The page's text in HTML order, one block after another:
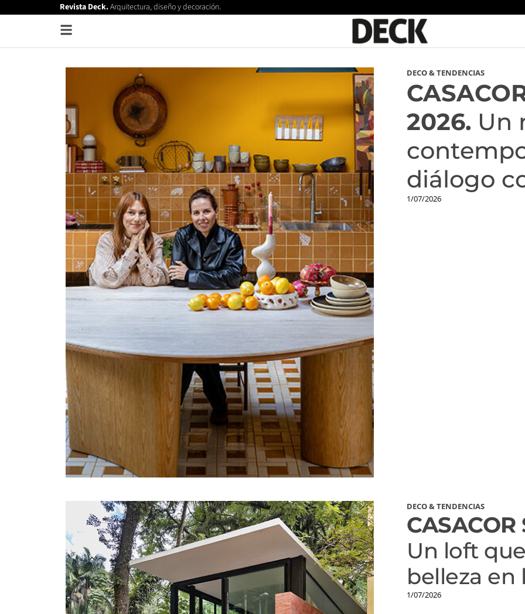
Revista Deck.Arquitectura, diseño y decoración.
DECO & TENDENCIAS
2026. Un
diálogo
1/07/2026
DECO & TENDENCIAS
Un loft
belleza en
1/07/2026